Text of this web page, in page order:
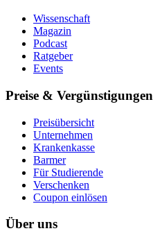
Wissenschaft
Magazin
Podcast
Ratgeber
Events
Preise & Vergünstigungen
Preisübersicht
Unternehmen
Krankenkasse
Barmer
Für Studierende
Ver­schen­ken
Coupon einlösen
Über uns